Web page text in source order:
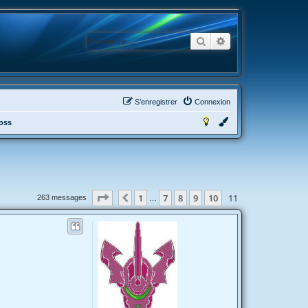
RechercherRecherche avancée
Connexion
S’enregistrer
263 messages Page 11 11
Précédente
1 7 8 9 10 11